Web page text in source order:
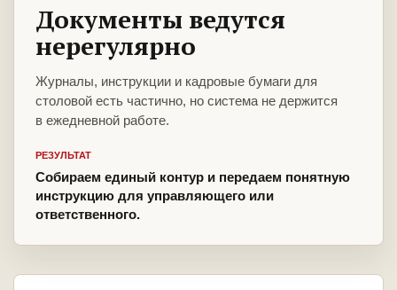
Документы ведутся
нерегулярно
Журналы, инструкции и кадровые бумаги для
столовой есть частично, но система не держится
в ежедневной работе.
РЕЗУЛЬТАТ
Собираем единый контур и передаем понятную
инструкцию для управляющего или
ответственного.